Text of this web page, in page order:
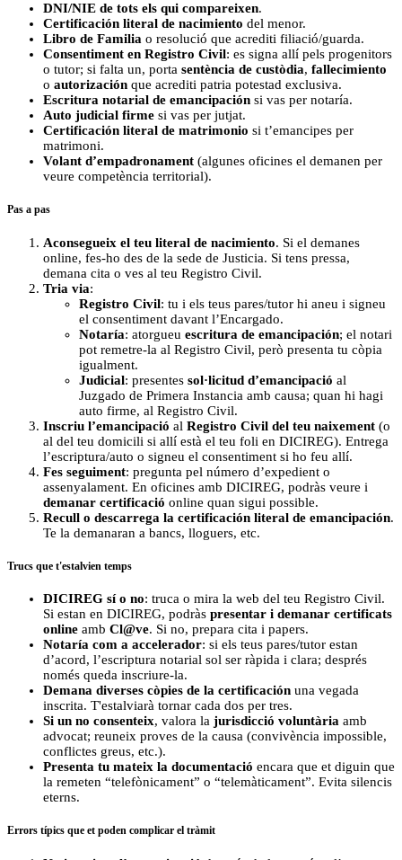
DNI/NIE de tots els qui compareixen.
Certificación literal de nacimiento del menor.
Libro de Familia o resolució que acrediti filiació/guarda.
Consentiment en Registro Civil: es signa allí pels progenitors
o tutor; si falta un, porta sentència de custòdia, fallecimiento
o autorización que acrediti patria potestad exclusiva.
Escritura notarial de emancipación si vas per notaría.
Auto judicial firme si vas per jutjat.
Certificación literal de matrimonio si t’emancipes per
matrimoni.
Volant d’empadronament (algunes oficines el demanen per
veure competència territorial).
Pas a pas
Aconsegueix el teu literal de nacimiento. Si el demanes
online, fes-ho des de la sede de Justicia. Si tens pressa,
demana cita o ves al teu Registro Civil.
Tria via:
Registro Civil: tu i els teus pares/tutor hi aneu i signeu
el consentiment davant l’Encargado.
Notaría: atorgueu escritura de emancipación; el notari
pot remetre-la al Registro Civil, però presenta tu còpia
igualment.
Judicial: presentes sol·licitud d’emancipació al
Juzgado de Primera Instancia amb causa; quan hi hagi
auto firme, al Registro Civil.
Inscriu l’emancipació al Registro Civil del teu naixement (o
al del teu domicili si allí està el teu foli en DICIREG). Entrega
l’escriptura/auto o signeu el consentiment si ho feu allí.
Fes seguiment: pregunta pel número d’expedient o
assenyalament. En oficines amb DICIREG, podràs veure i
demanar certificació online quan sigui possible.
Recull o descarrega la certificación literal de emancipación.
Te la demanaran a bancs, lloguers, etc.
Trucs que t'estalvien temps
DICIREG sí o no: truca o mira la web del teu Registro Civil.
Si estan en DICIREG, podràs presentar i demanar certificats
online amb Cl@ve. Si no, prepara cita i papers.
Notaría com a accelerador: si els teus pares/tutor estan
d’acord, l’escriptura notarial sol ser ràpida i clara; després
només queda inscriure-la.
Demana diverses còpies de la certificación una vegada
inscrita. T'estalviarà tornar cada dos per tres.
Si un no consenteix, valora la jurisdicció voluntària amb
advocat; reuneix proves de la causa (convivència impossible,
conflictes greus, etc.).
Presenta tu mateix la documentació encara que et diguin que
la remeten “telefònicament” o “telemàticament”. Evita silencis
eterns.
Errors típics que et poden complicar el tràmit